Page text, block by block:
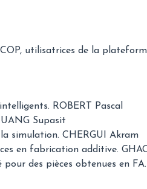
utilisatrices de la
ROBERT Pascal
Supasit
simulation. CHERGUI Akram
en fabrication additive.
des pièces obtenues en